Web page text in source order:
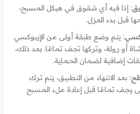
: إذا فيه أي شقوق في هيكل المسبح،
قبل بدء العزل.
: يتم وضع طبقة أولى من الإيبوكسي
أو رولة، وتركها تجف تمامًا. بعد ذلك،
إضافية لضمان الحماية.
: بعد الانتهاء من التطبيق، يتم ترك
يجف تمامًا قبل إعادة ملء المسبح